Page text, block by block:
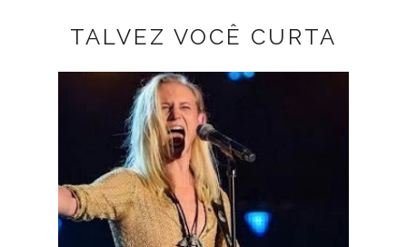
TALVEZ VOCÊ CURTA